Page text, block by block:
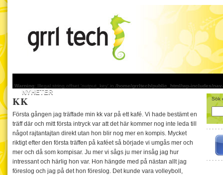
Warning: Illegal string offset 'output_key' in /home/grrltech/public_html/wp-includes/
NYHETER
KK
Första gången jag träffade min kk var på ett kafé. Vi hade bestämt en
träff där och mitt första intryck var att det här kommer nog inte leda till
något rajtantajtan direkt utan hon blir nog mer en kompis. Mycket
riktigt efter den första träffen på kaféet så började vi umgås mer och
mer och då som kompisar. Ju mer vi sågs ju mer insåg jag hur
intressant och härlig hon var. Hon hängde med på nästan allt jag
föreslog och jag på det hon föreslog. Det kunde vara volleyboll,
Sök